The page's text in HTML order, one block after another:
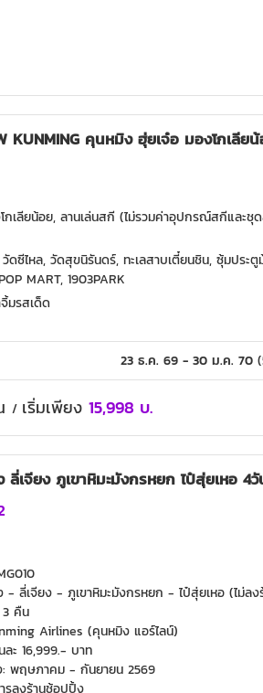
KUNMING คุนหมิง ฮุ่ยเจ๋อ มองโกเลี
เลียน้อย, ลานเล่นสกี (ไม่รวมค่าอุปกรณ์สกีและชุ
ซีไหล, วัดสุขนิรันดร์, ทะเลสาบเตี๋ยนชิน, ซุ้มประ
MART, 1903PARK
มรสเด็ด
23 ธ.ค. 69 - 30 ม.ค. 70 (
/ เริ่มเพียง 15,998 บ.
ลี่เจียง ภูเขาหิมะมังกรหยก ไป๋สุ่ยเหอ 4
- ลี่เจียง - ภูเขาหิมะมังกรหยก - ไป๋สุ่ยเหอ (ไม่ล
3 คืน
Airlines (คุนหมิง แอร์ไลน์)
ละ 16,999.- บาท
: พฤษภาคม - กันยายน 2569
รลงร้านช้อปปิ้ง